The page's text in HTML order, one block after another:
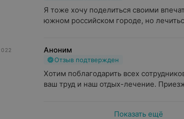
Я тоже хочу поделиться своими
южном российском городе, но
Аноним
Отзыв подтвержден
Хотим поблагодарить всех
ваш труд и наш отдых-лечение.
Показать ещё